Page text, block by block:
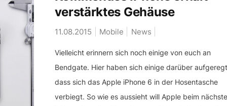
verstärktes Gehäuse
11.08.2015 Mobile News
Vielleicht erinnern sich noch einige von euch an
Bendgate. Hier haben sich einige darüber aufgeregt
dass sich das Apple iPhone 6 in der Hosentasche
verbiegt. So wie es aussieht will Apple beim